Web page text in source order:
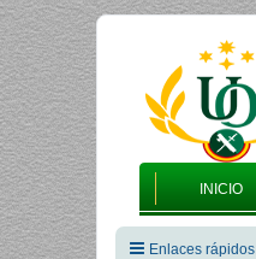
INICIO
Enlaces rápidos